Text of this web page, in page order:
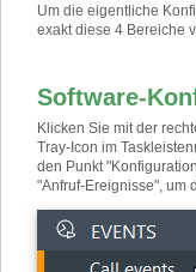
Um die eigentliche
exakt diese 4 Bereiche
Software-
Klicken Sie mit der
Tray-Icon im
den Punkt
"Anfruf-Ereignisse", um